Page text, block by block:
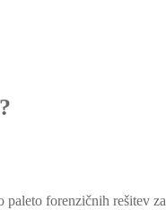
paleto forenzičnih rešitev za